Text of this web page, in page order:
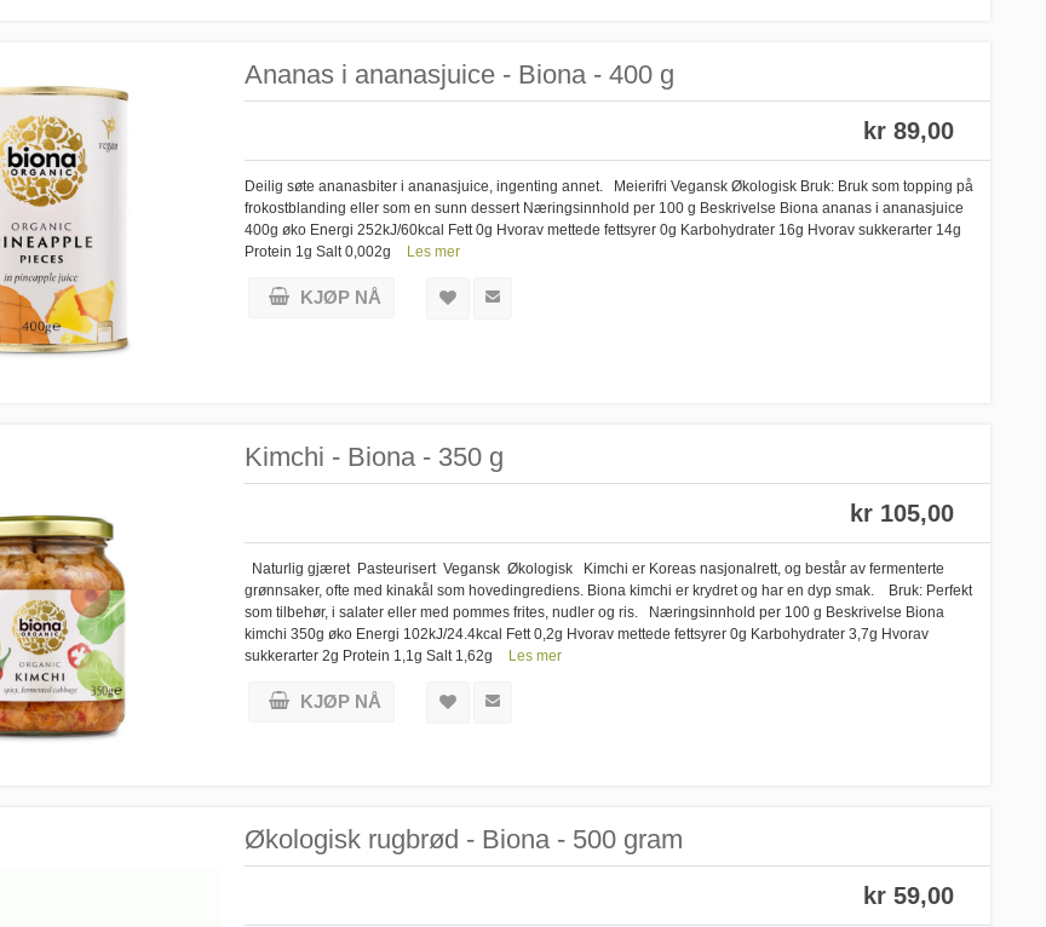
Ananas i ananasjuice - Biona - 400 g
kr 89,00
Deilig søte ananasbiter i ananasjuice, ingenting annet. Meierifri Vegansk Økologisk Bruk: Bruk som topping på
frokostblanding eller som en sunn dessert Næringsinnhold per 100 g Beskrivelse Biona ananas i ananasjuice
400g øko Energi 252kJ/60kcal Fett 0g Hvorav mettede fettsyrer 0g Karbohydrater 16g Hvorav sukkerarter 14g
Protein 1g Salt 0,002g
Les mer
KJØP NÅ
Kimchi - Biona - 350 g
kr 105,00
Naturlig gjæret Pasteurisert Vegansk Økologisk Kimchi er Koreas nasjonalrett, og består av fermenterte
grønnsaker, ofte med kinakål som hovedingrediens. Biona kimchi er krydret og har en dyp smak. Bruk: Perfekt
som tilbehør, i salater eller med pommes frites, nudler og ris. Næringsinnhold per 100 g Beskrivelse Biona
kimchi 350g øko Energi 102kJ/24.4kcal Fett 0,2g Hvorav mettede fettsyrer 0g Karbohydrater 3,7g Hvorav
sukkerarter 2g Protein 1,1g Salt 1,62g
Les mer
KJØP NÅ
Økologisk rugbrød - Biona - 500 gram
kr 59,00